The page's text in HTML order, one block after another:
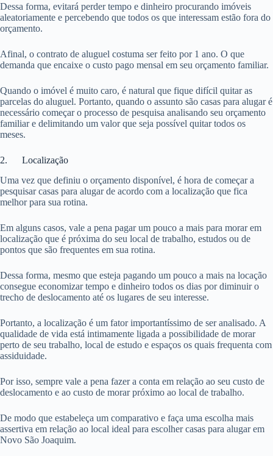
Dessa forma, evitará perder tempo e dinheiro procurando imóveis
aleatoriamente e percebendo que todos os que interessam estão fora do
orçamento.
Afinal, o contrato de aluguel costuma ser feito por 1 ano. O que
demanda que encaixe o custo pago mensal em seu orçamento familiar.
Quando o imóvel é muito caro, é natural que fique difícil quitar as
parcelas do aluguel. Portanto, quando o assunto são casas para alugar é
necessário começar o processo de pesquisa analisando seu orçamento
familiar e delimitando um valor que seja possível quitar todos os
meses.
2. Localização
Uma vez que definiu o orçamento disponível, é hora de começar a
pesquisar casas para alugar de acordo com a localização que fica
melhor para sua rotina.
Em alguns casos, vale a pena pagar um pouco a mais para morar em
localização que é próxima do seu local de trabalho, estudos ou de
pontos que são frequentes em sua rotina.
Dessa forma, mesmo que esteja pagando um pouco a mais na locação
consegue economizar tempo e dinheiro todos os dias por diminuir o
trecho de deslocamento até os lugares de seu interesse.
Portanto, a localização é um fator importantíssimo de ser analisado. A
qualidade de vida está intimamente ligada a possibilidade de morar
perto de seu trabalho, local de estudo e espaços os quais frequenta com
assiduidade.
Por isso, sempre vale a pena fazer a conta em relação ao seu custo de
deslocamento e ao custo de morar próximo ao local de trabalho.
De modo que estabeleça um comparativo e faça uma escolha mais
assertiva em relação ao local ideal para escolher casas para alugar em
Novo São Joaquim.